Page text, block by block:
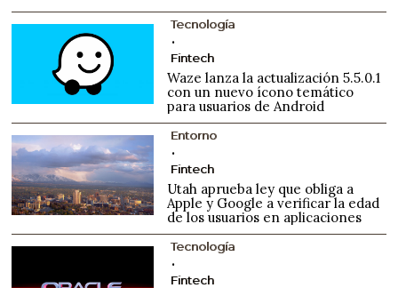
Tecnología
Fintech
Waze lanza la actualización 5.5.0.1
con un nuevo ícono temático
para usuarios de Android
Entorno
Fintech
Utah aprueba ley que obliga a
Apple y Google a verificar la edad
de los usuarios en aplicaciones
Tecnología
Fintech